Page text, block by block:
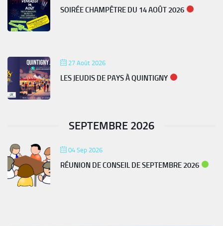
SOIRÉE CHAMPÊTRE DU 14 AOÛT 2026
27 Août 2026
LES JEUDIS DE PAYS À QUINTIGNY
SEPTEMBRE 2026
04 Sep 2026
RÉUNION DE CONSEIL DE SEPTEMBRE 2026